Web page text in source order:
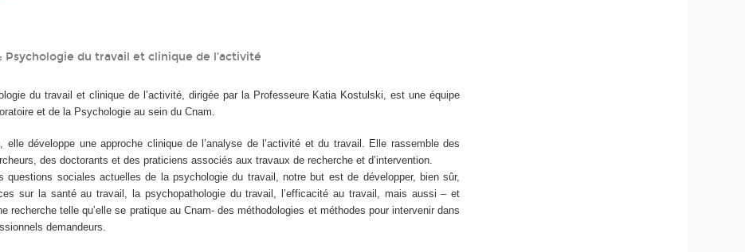
Psychologie du travail et clinique de l’activité
du travail et clinique de l’activité, dirigée par la Professeure Katia Kostulski, est une équipe
et de la Psychologie au sein du Cnam.
elle développe une approche clinique de l’analyse de l’activité et du travail. Elle rassemble des
des doctorants et des praticiens associés aux travaux de recherche et d’intervention.
questions sociales actuelles de la psychologie du travail, notre but est de développer, bien sûr,
sur la santé au travail, la psychopathologie du travail, l’efficacité au travail, mais aussi – et
recherche telle qu’elle se pratique au Cnam- des méthodologies et méthodes pour intervenir dans
demandeurs.